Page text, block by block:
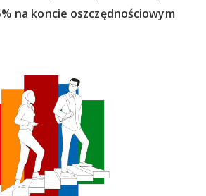
na koncie oszczędnościowym